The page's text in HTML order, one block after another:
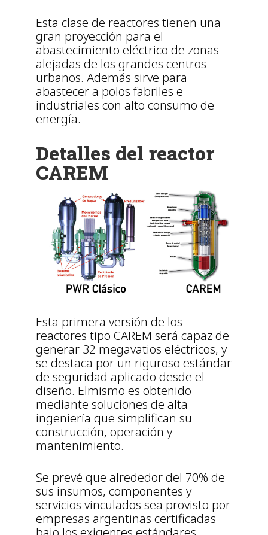
Esta clase de reactores tienen una
gran proyección para el
abastecimiento eléctrico de zonas
alejadas de los grandes centros
urbanos. Además sirve para
abastecer a polos fabriles e
industriales con alto consumo de
energía.
Detalles del reactor
CAREM
Esta primera versión de los
reactores tipo CAREM será capaz de
generar 32 megavatios eléctricos, y
se destaca por un riguroso estándar
de seguridad aplicado desde el
diseño. Elmismo es obtenido
mediante soluciones de alta
ingeniería que simplifican su
construcción, operación y
mantenimiento.
Se prevé que alrededor del 70% de
sus insumos, componentes y
servicios vinculados sea provisto por
empresas argentinas certificadas